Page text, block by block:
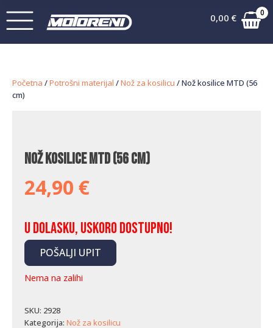
0,00 € 0
Početna /Potrošni materijal /Nož za kosilicu / Nož kosilice MTD (56
cm)
Nož kosilice MTD (56 cm)
24,90 €
U dolasku, uskoro dostupno!
POŠALJI UPIT
Nema na zalihi
SKU: 2928
Kategorija: Nož za kosilicu